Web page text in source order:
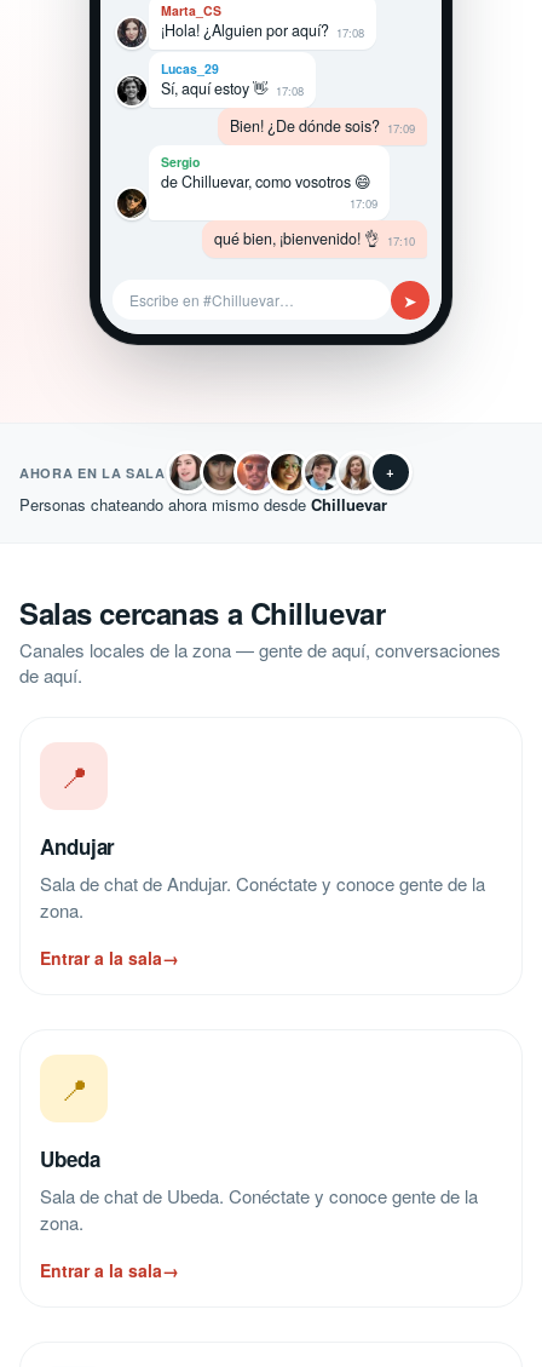
Marta_CS
¡Hola! ¿Alguien por aquí? 17:08
Lucas_29
Sí, aquí estoy 👋 17:08
Bien! ¿De dónde sois? 17:09
Sergio
de Chilluevar, como vosotros 😄
17:09
qué bien, ¡bienvenido! 👌 17:10
Escribe en #Chilluevar… ➤
AHORA EN LA SALA +
Personas chateando ahora mismo desde Chilluevar
Salas cercanas a Chilluevar
Canales locales de la zona — gente de aquí, conversaciones
de aquí.
📍
Andujar
Sala de chat de Andujar. Conéctate y conoce gente de la
zona.
Entrar a la sala→
📍
Ubeda
Sala de chat de Ubeda. Conéctate y conoce gente de la
zona.
Entrar a la sala→